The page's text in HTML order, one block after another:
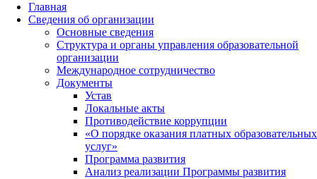
Главная
Сведения об организации
Основные сведения
Структура и органы управления образовательной
организации
Международное сотрудничество
Документы
Устав
Локальные акты
Противодействие коррупции
«О порядке оказания платных образовательных
услуг»
Программа развития
Анализ реализации Программы развития